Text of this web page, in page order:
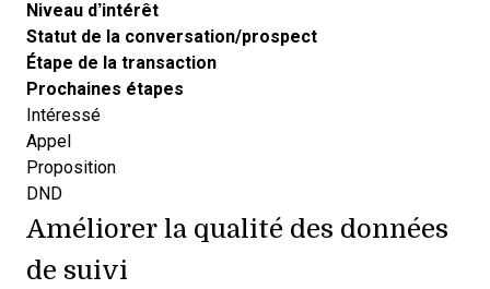
Niveau d’intérêt
Statut de la conversation/prospect
Étape de la transaction
Prochaines étapes
Intéressé
Appel
Proposition
DND
Améliorer la qualité des données
de suivi